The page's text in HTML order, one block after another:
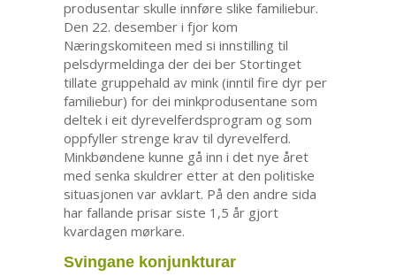
produsentar skulle innføre slike familiebur.
Den 22. desember i fjor kom
Næringskomiteen med si innstilling til
pelsdyrmeldinga der dei ber Stortinget
tillate gruppehald av mink (inntil fire dyr per
familiebur) for dei minkprodusentane som
deltek i eit dyrevelferdsprogram og som
oppfyller strenge krav til dyrevelferd.
Minkbøndene kunne gå inn i det nye året
med senka skuldrer etter at den politiske
situasjonen var avklart. På den andre sida
har fallande prisar siste 1,5 år gjort
kvardagen mørkare.
Svingane konjunkturar